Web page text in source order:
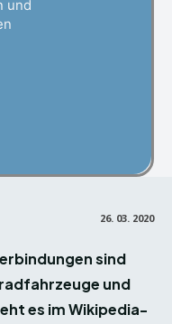
und
26. 03. 2020
sind
und
es im Wikipedia-